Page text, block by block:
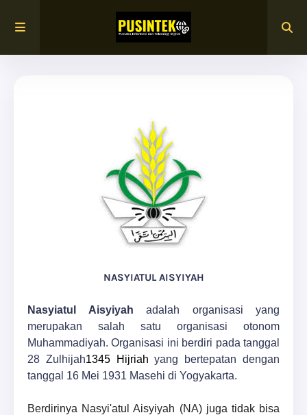
NASYIATUL AISYIYAH
Nasyiatul Aisyiyah adalah organisasi yang
merupakan salah satu organisasi otonom
Muhammadiyah. Organisasi ini berdiri pada tanggal
28 Zulhijah1345 Hijriah yang bertepatan dengan
tanggal 16 Mei 1931 Masehi di Yogyakarta.
Berdirinya Nasyi'atul Aisyiyah (NA) juga tidak bisa